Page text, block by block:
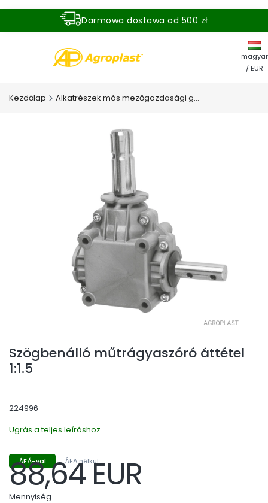
Darmowa dostawa od 500 zł
magyar
/ EUR
Kezdőlap Alkatrészek más mezőgazdasági gépekhez
Szögbenálló műtrágyaszóró áttétel
1:1.5
224996
Ugrás a teljes leíráshoz
ÁFÁ-val ÁFA nélkül
Ár
88,64 EUR
Mennyiség